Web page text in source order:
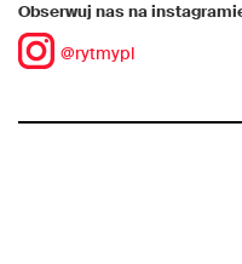
Obserwuj nas na
@rytmypl